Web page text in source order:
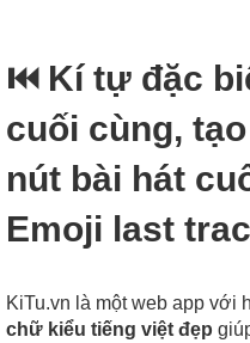
⏮ Kí tự đặc
cuối cùng,
nút bài hát
Emoji last
KiTu.vn là một web app với
chữ kiểu tiếng việt đẹp